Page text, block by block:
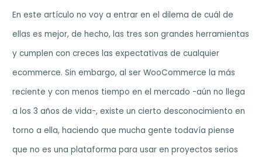
En este artículo no voy a entrar en el dilema de cuál de
ellas es mejor, de hecho, las tres son grandes herramientas
y cumplen con creces las expectativas de cualquier
ecommerce. Sin embargo, al ser WooCommerce la más
reciente y con menos tiempo en el mercado -aún no llega
a los 3 años de vida-, existe un cierto desconocimiento en
torno a ella, haciendo que mucha gente todavía piense
que no es una plataforma para usar en proyectos serios